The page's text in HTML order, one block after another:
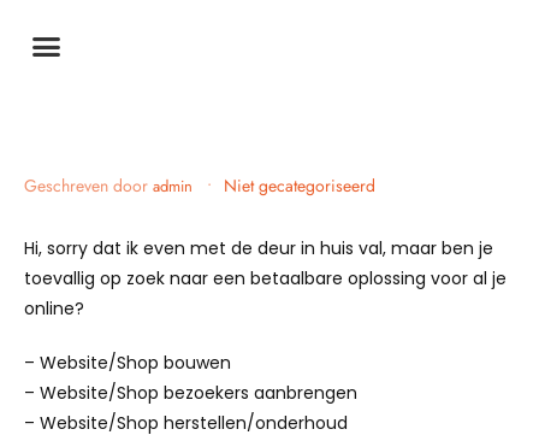
Geschreven door admin • Niet gecategoriseerd
Hi, sorry dat ik even met de deur in huis val, maar ben je
toevallig op zoek naar een betaalbare oplossing voor al je
online?
– Website/Shop bouwen
– Website/Shop bezoekers aanbrengen
– Website/Shop herstellen/onderhoud